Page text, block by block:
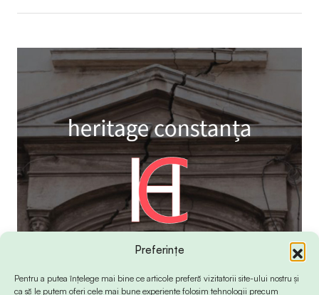
Preferințe
Pentru a putea înțelege mai bine ce articole preferă vizitatorii site-ului nostru și
ca să le putem oferi cele mai bune experiențe folosim tehnologii precum